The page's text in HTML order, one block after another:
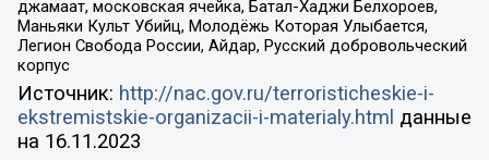
джамаат, московская ячейка, Батал-Хаджи Белхороев,
Маньяки Культ Убийц, Молодёжь Которая Улыбается,
Легион Свобода России, Айдар, Русский добровольческий
корпус
Источник: http://nac.gov.ru/terroristicheskie-i-
ekstremistskie-organizacii-i-materialy.html данные
на 16.11.2023